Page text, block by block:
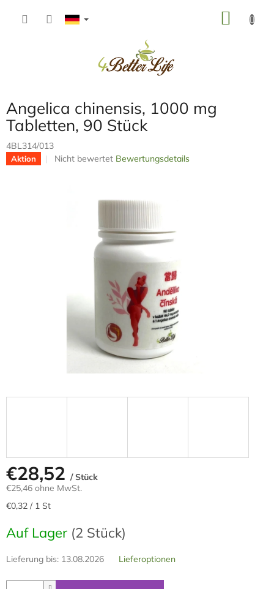
Angelica chinensis, 1000 mg
Tabletten, 90 Stück
4BL314/013
Aktion
Die
Nicht bewertet Bewertungsdetails
€28,52 / Stück
€25,46 ohne MwSt.
Verkaufspreis:
€0,32 / 1 St
Auf Lager (2 Stück)
Lieferung bis: 13.08.2026 Lieferoptionen